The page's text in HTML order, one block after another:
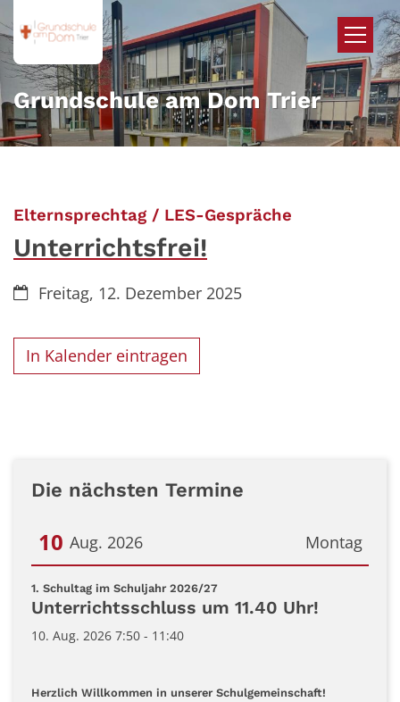
Zum Inhalt springen
Grundschule am Dom Trier
Elternsprechtag / LES-Gespräche
Unterrichtsfrei!
Datum:Freitag, 12. Dezember 2025
In Kalender eintragen
Die nächsten Termine
Montag
10 Aug. 2026
Datum: 10. August 2026
1. Schultag im Schuljahr 2026/27:
Unterrichtsschluss um 11.40 Uhr!
10. Aug. 2026 7:50 - 11:40
Herzlich Willkommen in unserer Schulgemeinschaft!